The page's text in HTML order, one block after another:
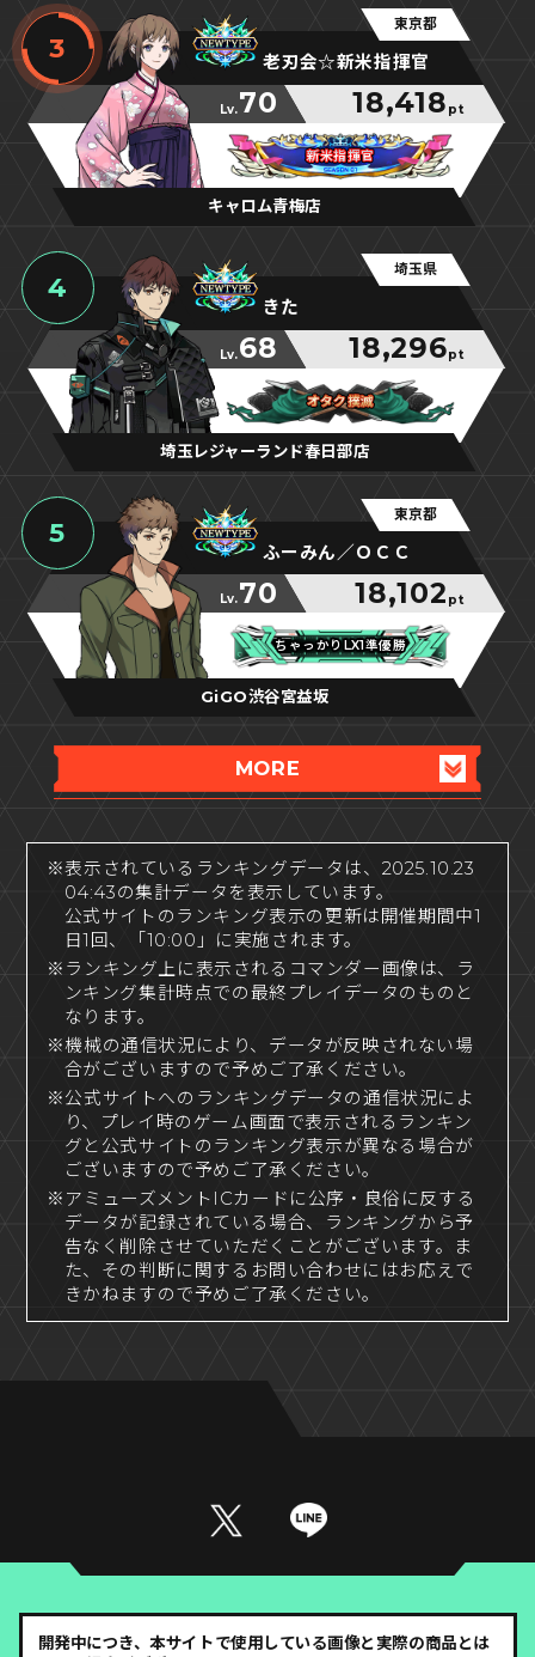
3
東京都
老刃会☆新米指揮官
Lv.70 18,418 pt
新米指揮官
新米指揮官
新米指揮官
キャロム青梅店
4
埼玉県
きた
Lv.68 18,296pt
オタク撲滅
オタク撲滅
オタク撲滅
埼玉レジャーランド春日部店
5
東京都
ふーみん／ＯＣＣ
Lv.70 18,102 pt
ちゃっかりLX1準優勝
ちゃっかりLX1準優勝
ちゃっかりLX1準優勝
GiGO渋谷宮益坂
MORE
※表示されているランキングデータは、2025.10.23
04:43の集計データを表示しています。
公式サイトのランキング表示の更新は開催期間中1
日1回、「10:00」に実施されます。
※ランキング上に表示されるコマンダー画像は、ラ
ンキング集計時点での最終プレイデータのものと
なります。
※機械の通信状況により、データが反映されない場
合がございますので予めご了承ください。
※公式サイトへのランキングデータの通信状況によ
り、プレイ時のゲーム画面で表示されるランキン
グと公式サイトのランキング表示が異なる場合が
ございますので予めご了承ください。
※アミューズメントICカードに公序・良俗に反する
データが記録されている場合、ランキングから予
告なく削除させていただくことがございます。ま
た、その判断に関するお問い合わせにはお応えで
きかねますので予めご了承ください。
開発中につき、本サイトで使用している画像と実際の商品とは